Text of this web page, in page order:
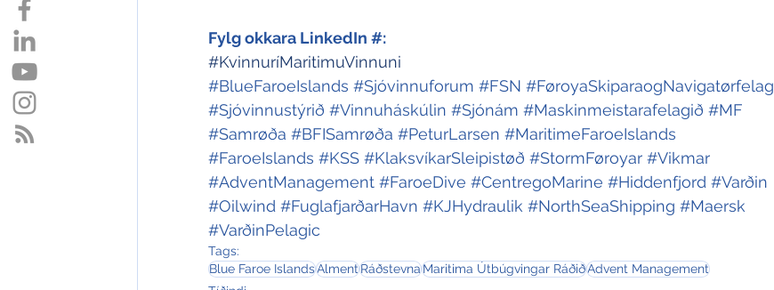
Fylg okkara LinkedIn #:
#KvinnuríMaritimuVinnuni
#BlueFaroeIslands #Sjóvinnuforum #FSN #FøroyaSkiparaogNavigatørfelag
#Sjóvinnustýrið #Vinnuháskúlin #Sjónám #Maskinmeistarafelagið #MF
#Samrøða #BFISamrøða #PeturLarsen #MaritimeFaroeIslands
#FaroeIslands #KSS #KlaksvíkarSleipistøð #StormFøroyar #Vikmar
#AdventManagement #FaroeDive #CentregoMarine #Hiddenfjord #Varðin
#Oilwind #FuglafjarðarHavn #KJHydraulik #NorthSeaShipping #Maersk
#VarðinPelagic
Tags:
Blue Faroe IslandsAlmentRáðstevnaMaritima Útbúgvingar RáðiðAdvent Management